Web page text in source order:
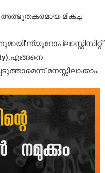
അത്ഭുതകരമായ മികച്ച
മനസ്സിലാക്കാം.